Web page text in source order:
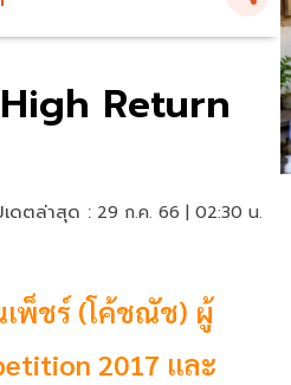
Return
ดตล่าสุด : 29 ก.ค. 66 | 02:30 น.
เพ็ชร์ (โค้ชณัช) ผู้
2017 และ